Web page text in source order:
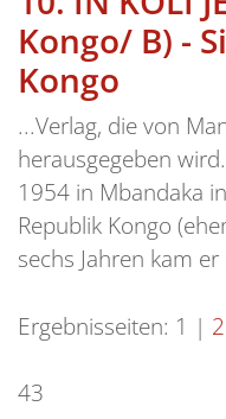
Kongo/ B) -
Kongo
...Verlag, die von
herausgegeben
1954 in Mbandaka
Republik Kongo
sechs Jahren kam
Ergebnisseiten: 1 | 2
43